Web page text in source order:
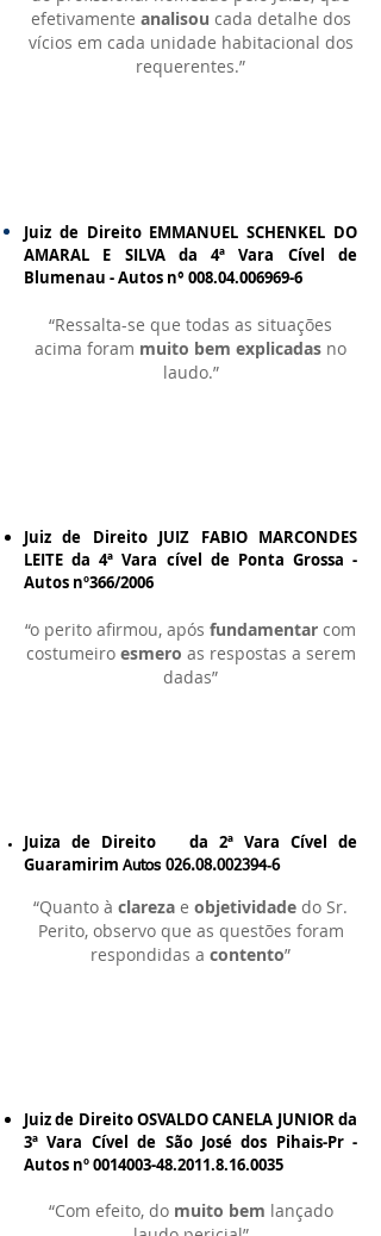
efetivamente analisou cada detalhe dos
vícios em cada unidade habitacional dos
requerentes.”
Juiz de Direito EMMANUEL SCHENKEL DO
AMARAL E SILVA da 4ª Vara Cível de
Blumenau - Autos n° 008.04.006969-6
“Ressalta-se que todas as situações
acima foram muito bem explicadas no
laudo.”
Juiz de Direito JUIZ FABIO MARCONDES
LEITE da 4ª Vara cível de Ponta Grossa -
Autos nº366/2006
“o perito afirmou, após fundamentar com
costumeiro esmero as respostas a serem
dadas”
Juiza de Direito da 2ª Vara Cível de
Guaramirim Autos 026.08.002394‐6
“Quanto à clareza e objetividade do Sr.
Perito, observo que as questões foram
respondidas a contento”
Juiz de Direito OSVALDO CANELA JUNIOR da
3ª Vara Cível de São José dos Pihais-Pr -
Autos nº0014003-48.2011.8.16.0035
“Com efeito, do muito bem lançado